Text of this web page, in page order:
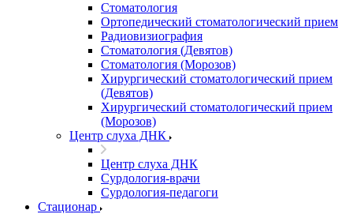
Стоматология
Ортопедический стоматологический прием
Радиовизиография
Стоматология (Девятов)
Стоматология (Морозов)
Хирургический стоматологический прием
(Девятов)
Хирургический стоматологический прием
(Морозов)
Центр слуха ДНК
Центр слуха ДНК
Сурдология-врачи
Сурдология-педагоги
Стационар